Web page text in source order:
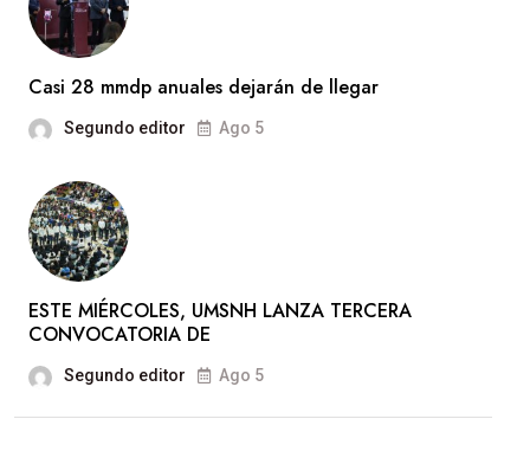
Casi 28 mmdp anuales dejarán de llegar
Segundo editor Ago 5
ESTE MIÉRCOLES, UMSNH LANZA TERCERA
CONVOCATORIA DE
Segundo editor Ago 5